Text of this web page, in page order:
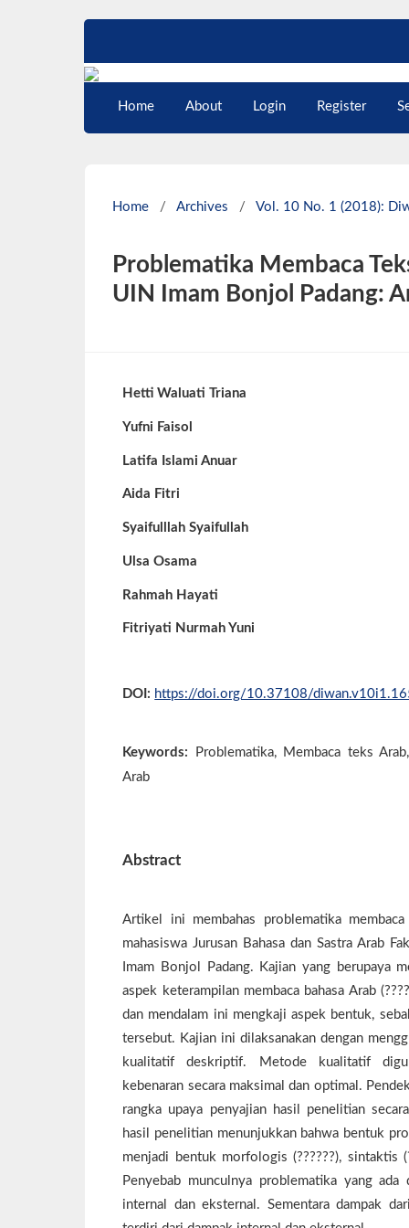
Home About Login Register
Home / Archives / Vol. 10 No. 1 (2018):
Problematika Membaca
UIN Imam Bonjol Padang:
Hetti Waluati Triana
Yufni Faisol
Latifa Islami Anuar
Aida Fitri
Syaifulllah Syaifullah
Ulsa Osama
Rahmah Hayati
Fitriyati Nurmah Yuni
DOI: https://doi.org/10.37108/
Keywords:
Problematika, Membaca teks
Arab
Abstract
Artikel ini membahas problematika
mahasiswa Jurusan Bahasa dan Sastra Arab
Imam Bonjol Padang. Kajian yang berupaya
aspek keterampilan membaca bahasa Arab
dan mendalam ini mengkaji aspek bentuk,
tersebut. Kajian ini dilaksanakan dengan
kualitatif deskriptif. Metode kualitatif
kebenaran secara maksimal dan optimal.
rangka upaya penyajian hasil penelitian
hasil penelitian menunjukkan bahwa bentuk
menjadi bentuk morfologis (??????), sintaktis
Penyebab munculnya problematika yang ada
internal dan eksternal. Sementara dampak